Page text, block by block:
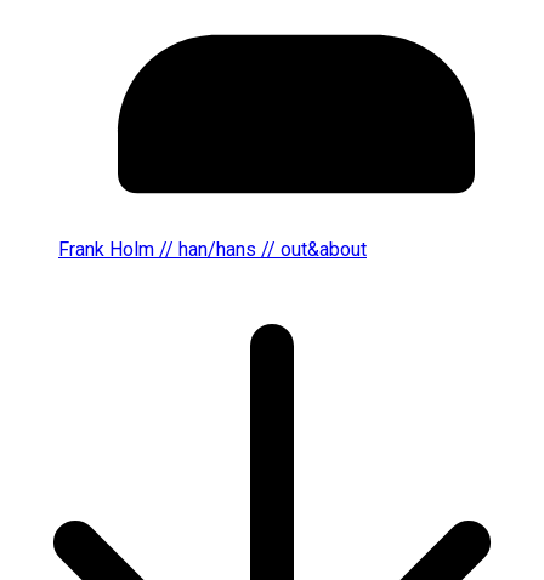
Frank Holm // han/hans // out&about